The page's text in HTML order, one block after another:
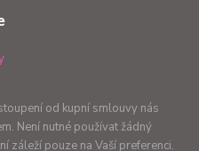
od kupní smlouvy nás
Není nutné používat žádný
záleží pouze na Vaší preferenci.